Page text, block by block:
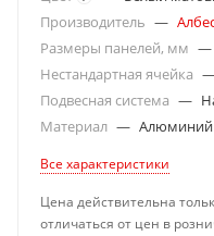
Производитель —
Размеры панелей, мм —
Нестандартная ячейка
Подвесная система —
Материал — Алюминий
Все характеристики
Цена действительна
отличаться от цен в